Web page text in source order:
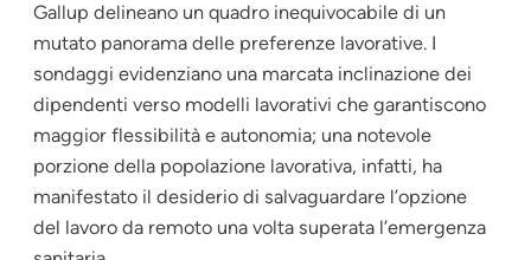
Gallup delineano un quadro inequivocabile di un
mutato panorama delle preferenze lavorative. I
sondaggi evidenziano una marcata inclinazione dei
dipendenti verso modelli lavorativi che garantiscono
maggior flessibilità e autonomia; una notevole
porzione della popolazione lavorativa, infatti, ha
manifestato il desiderio di salvaguardare l’opzione
del lavoro da remoto una volta superata l’emergenza